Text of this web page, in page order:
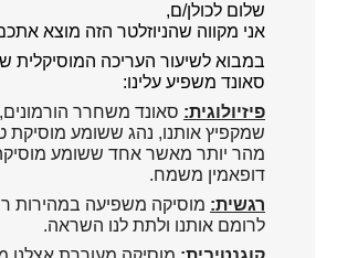
שלום לכולן/ם,
אני מקווה שהניוזלטר הזה מוצא
במבוא לשיעור העריכה
סאונד משפיע עלינו:
פיזיולוגית: סאונד משחרר
שמקפיץ אותנו, נהג ששומע מוסיקת
מהר יותר מאשר אחד ששומע
דופאמין משמח.
רגשית: מוסיקה משפיעה במהירות
לרומם אותנו ולתת לנו השראה.